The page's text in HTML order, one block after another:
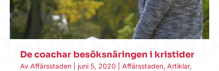
De coachar besöksnäringen i kristider
Av Affärsstaden juni 5, 2020 Affärsstaden, Artiklar,